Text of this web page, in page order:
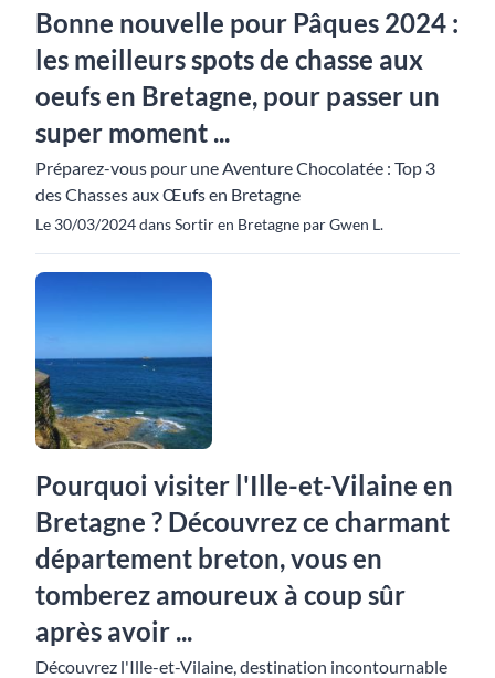
Bonne nouvelle pour Pâques 2024 :
les meilleurs spots de chasse aux
oeufs en Bretagne, pour passer un
super moment ...
Préparez-vous pour une Aventure Chocolatée : Top 3
des Chasses aux Œufs en Bretagne
Le 30/03/2024 dans Sortir en Bretagne par Gwen L.
Pourquoi visiter l'Ille-et-Vilaine en
Bretagne ? Découvrez ce charmant
département breton, vous en
tomberez amoureux à coup sûr
après avoir ...
Découvrez l'Ille-et-Vilaine, destination incontournable